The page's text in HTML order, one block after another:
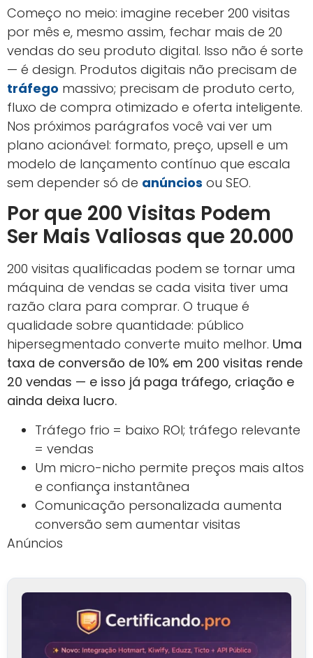
Começo no meio: imagine receber 200 visitas
por mês e, mesmo assim, fechar mais de 20
vendas do seu produto digital. Isso não é sorte
— é design. Produtos digitais não precisam de
tráfego massivo; precisam de produto certo,
fluxo de compra otimizado e oferta inteligente.
Nos próximos parágrafos você vai ver um
plano acionável: formato, preço, upsell e um
modelo de lançamento contínuo que escala
sem depender só de anúncios ou SEO.
Por que 200 Visitas Podem
Ser Mais Valiosas que 20.000
200 visitas qualificadas podem se tornar uma
máquina de vendas se cada visita tiver uma
razão clara para comprar. O truque é
qualidade sobre quantidade: público
hipersegmentado converte muito melhor. Uma
taxa de conversão de 10% em 200 visitas rende
20 vendas — e isso já paga tráfego, criação e
ainda deixa lucro.
Tráfego frio = baixo ROI; tráfego relevante
= vendas
Um micro-nicho permite preços mais altos
e confiança instantânea
Comunicação personalizada aumenta
conversão sem aumentar visitas
Anúncios